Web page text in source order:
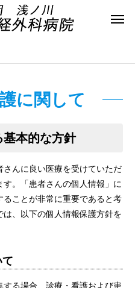
に関して
本的な方針
んに良い医療を受けていただ
。「患者さんの個人情報」に
ことが非常に重要であると考
、以下の個人情報保護方針を
る場合、診療・看護および患